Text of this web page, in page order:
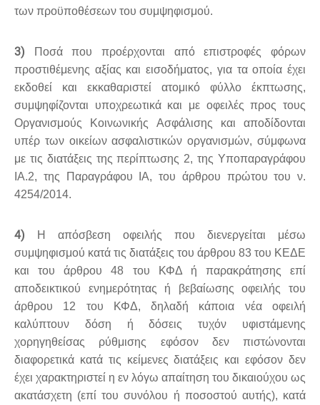
των προϋποθέσεων του συμψηφισμού.
3) Ποσά που προέρχονται από επιστροφές φόρων
προστιθέμενης αξίας και εισοδήματος, για τα οποία έχει
εκδοθεί και εκκαθαριστεί ατομικό φύλλο έκπτωσης,
συμψηφίζονται υποχρεωτικά και με οφειλές προς τους
Οργανισμούς Κοινωνικής Ασφάλισης και αποδίδονται
υπέρ των οικείων ασφαλιστικών οργανισμών, σύμφωνα
με τις διατάξεις της περίπτωσης 2, της Υποπαραγράφου
ΙΑ.2, της Παραγράφου ΙΑ, του άρθρου πρώτου του ν.
4254/2014.
4)
Η απόσβεση οφειλής που διενεργείται μέσω
συμψηφισμού κατά τις διατάξεις του άρθρου 83 του ΚΕΔΕ
και του άρθρου 48 του ΚΦΔ ή παρακράτησης επί
αποδεικτικού ενημερότητας ή βεβαίωσης οφειλής του
άρθρου 12 του ΚΦΔ, δηλαδή κάποια νέα οφειλή
καλύπτουν δόση ή δόσεις τυχόν υφιστάμενης
χορηγηθείσας ρύθμισης εφόσον δεν πιστώνονται
διαφορετικά κατά τις κείμενες διατάξεις και εφόσον δεν
έχει χαρακτηριστεί η εν λόγω απαίτηση του δικαιούχου ως
ακατάσχετη (επί του συνόλου ή ποσοστού αυτής), κατά